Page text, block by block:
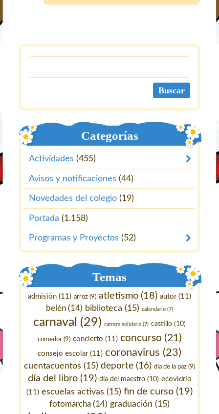
Categorías
Actividades (455)
Avisos y notificaciones (44)
Novedades del colegio (19)
Portada (1.158)
Programas y Proyectos (52)
Temas
admisión (11) arroz (9) atletismo (18) autor(11)
belén (14) biblioteca (15) calendario (7)
carnaval (29) carrera solidaria (7) castillo (10)
comedor(9) concierto (11) concurso (21)
consejo escolar(11) coronavirus (23)
cuentacuentos (15) deporte (16) día de la paz (9)
día del libro(19) día del maestro(10) ecovidrio
(11) escuelas activas (15) fin de curso (19)
fotomarcha (14) graduación (15)